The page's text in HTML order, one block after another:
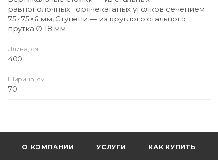
равнополочных горячекатаных уголков сечением
75×75×6 мм, Ступени — из круглого стального
прутка ∅ 18 мм
Длина, см
400
Ширина, см
70
О КОМПАНИИ УСЛУГИ КАК КУПИТЬ